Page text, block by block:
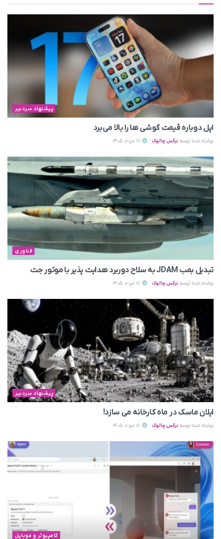
پیشنهاد سردبیر
اپل دوباره قیمت‌ گوشی ها را بالا می‌برد
نوشته شده توسط نرگس چالوک
فناوری
تبدیل بمب JDAM به سلاح دوربرد هدایت پذیر با موتور جت
نوشته شده توسط نرگس چالوک
پیشنهاد سردبیر
ایلان ماسک در ماه کارخانه می سازد!
نوشته شده توسط نرگس چالوک
کامپیوتر و موبایل